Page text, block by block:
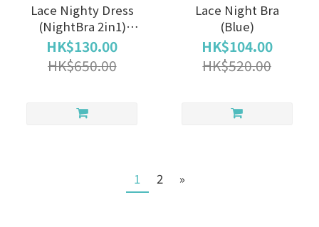
Lace Nighty Dress
(NightBra 2in1)
Grey
HK$130.00
HK$650.00
Lace Night Bra
(Blue)
HK$104.00
HK$520.00
1 2 »